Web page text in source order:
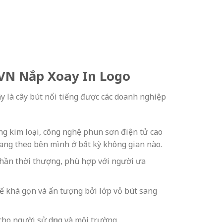
Nắp Xoay In Logo
là cây bút nổi tiếng được các doanh nghiệp
kim loại, công nghệ phun sơn điện tử cao
theo bên mình ở bất kỳ không gian nào.
thời thượng, phù hợp với người ưa
khá gọn và ấn tượng bởi lớp vỏ bút sang